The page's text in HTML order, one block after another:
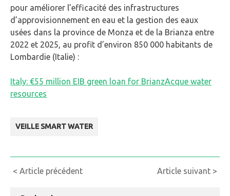
pour améliorer l’efficacité des infrastructures
d’approvisionnement en eau et la gestion des eaux
usées dans la province de Monza et de la Brianza entre
2022 et 2025, au profit d’environ 850 000 habitants de
Lombardie (Italie) :
Italy: €55 million EIB green loan for BrianzAcque water
resources
VEILLE SMART WATER
Continue
< Article précédent Article suivant >